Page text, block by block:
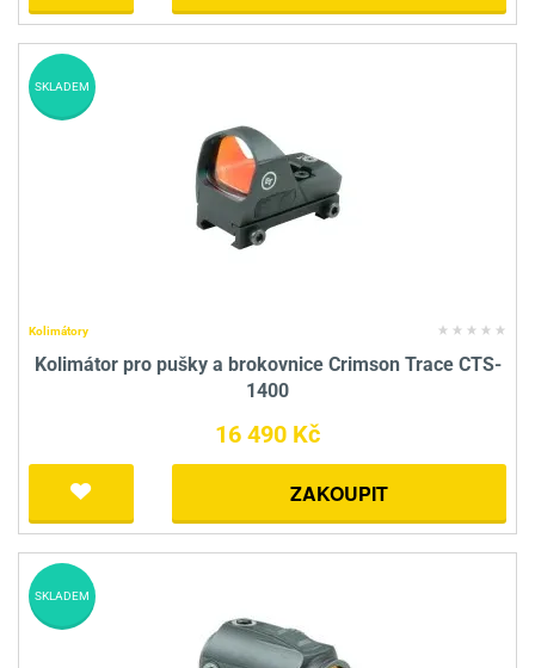
Kolimátory
Kolimátor pro pušky a brokovnice Crimson Trace CTS-
1400
16 490 Kč
ZAKOUPIT
SKLADEM
SKLADEM